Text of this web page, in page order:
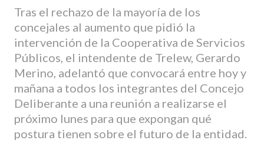
Tras el rechazo de la mayoría de los
concejales al aumento que pidió la
intervención de la Cooperativa de Servicios
Públicos, el intendente de Trelew, Gerardo
Merino, adelantó que convocará entre hoy y
mañana a todos los integrantes del Concejo
Deliberante a una reunión a realizarse el
próximo lunes para que expongan qué
postura tienen sobre el futuro de la entidad.